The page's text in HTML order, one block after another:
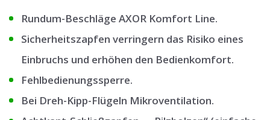
Rundum-Beschläge AXOR Komfort Line.
Sicherheitszapfen verringern das Risiko eines
Einbruchs und erhöhen den Bedienkomfort.
Fehlbedienungssperre.
Bei Dreh-Kipp-Flügeln Mikroventilation.